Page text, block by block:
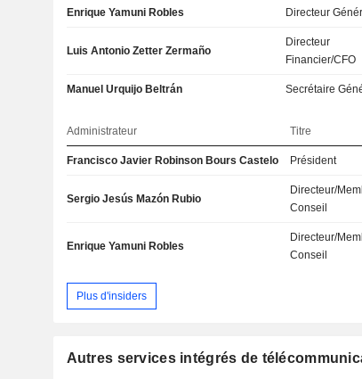
Enrique Yamuni Robles Directeur
Luis Antonio Zetter Zermaño
Directeur
Financier/CFO
Manuel Urquijo Beltrán Secrétaire
Administrateur Titre
Francisco Javier Robinson Bours Castelo Président
Sergio Jesús Mazón Rubio
Directeur/
Conseil
Enrique Yamuni Robles
Directeur/
Conseil
Plus d'insiders
Autres services intégrés de